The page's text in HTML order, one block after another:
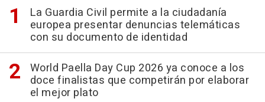
La Guardia Civil permite a la ciudadanía
europea presentar denuncias telemáticas
con su documento de identidad
World Paella Day Cup 2026 ya conoce a los
doce finalistas que competirán por elaborar
el mejor plato